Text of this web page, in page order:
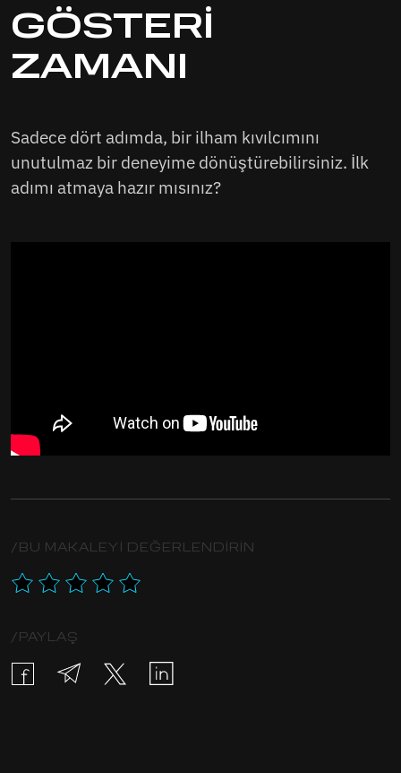
GÖSTERİ
ZAMANI
Sadece dört adımda, bir ilham kıvılcımını
unutulmaz bir deneyime dönüştürebilirsiniz. İlk
adımı atmaya hazır mısınız?
/BU MAKALEYI DEĞERLENDIRIN
/PAYLAŞ